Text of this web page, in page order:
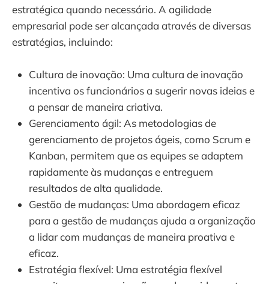
estratégica quando necessário. A agilidade
empresarial pode ser alcançada através de diversas
estratégias, incluindo:
Cultura de inovação: Uma cultura de inovação
incentiva os funcionários a sugerir novas ideias e
a pensar de maneira criativa.
Gerenciamento ágil: As metodologias de
gerenciamento de projetos ágeis, como Scrum e
Kanban, permitem que as equipes se adaptem
rapidamente às mudanças e entreguem
resultados de alta qualidade.
Gestão de mudanças: Uma abordagem eficaz
para a gestão de mudanças ajuda a organização
a lidar com mudanças de maneira proativa e
eficaz.
Estratégia flexível: Uma estratégia flexível